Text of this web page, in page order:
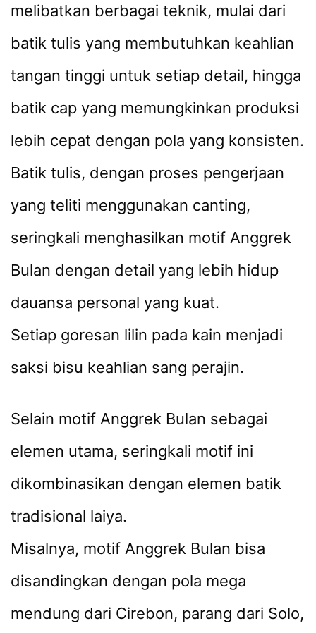
melibatkan berbagai teknik, mulai dari
batik tulis yang membutuhkan keahlian
tangan tinggi untuk setiap detail, hingga
batik cap yang memungkinkan produksi
lebih cepat dengan pola yang konsisten.
Batik tulis, dengan proses pengerjaan
yang teliti menggunakan canting,
seringkali menghasilkan motif Anggrek
Bulan dengan detail yang lebih hidup
dauansa personal yang kuat.
Setiap goresan lilin pada kain menjadi
saksi bisu keahlian sang perajin.
Selain motif Anggrek Bulan sebagai
elemen utama, seringkali motif ini
dikombinasikan dengan elemen batik
tradisional laiya.
Misalnya, motif Anggrek Bulan bisa
disandingkan dengan pola mega
mendung dari Cirebon, parang dari Solo,